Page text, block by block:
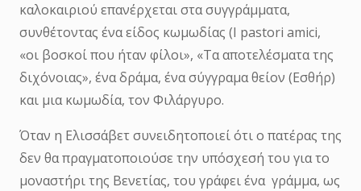
καλοκαιριού επανέρχεται στα συγγράμματα,
συνθέτοντας ένα είδος κωμωδίας (I pastori amici,
«οι βοσκοί που ήταν φίλοι», «Τα αποτελέσματα της
διχόνοιας», ένα δράμα, ένα σύγγραμα θείον (Εσθήρ)
και μια κωμωδία, τον Φιλάργυρο.
Όταν η Ελισσάβετ συνειδητοποιεί ότι ο πατέρας της
δεν θα πραγματοποιούσε την υπόσχεσή του για το
μοναστήρι της Βενετίας, του γράφει ένα γράμμα, ως